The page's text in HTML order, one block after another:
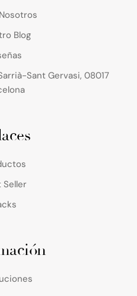
Blog
Sant Gervasi, 08017
Seller